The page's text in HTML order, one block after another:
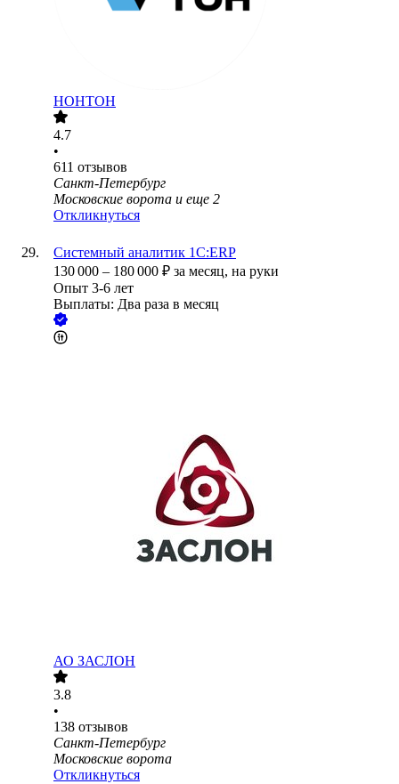
НОНТОН
4.7
•
611 отзывов
Санкт-Петербург
Московские ворота и еще 2
Откликнуться
Системный аналитик 1С:ERP
130 000 – 180 000 ₽ за месяц, на руки
Опыт 3-6 лет
Выплаты: Два раза в месяц
АО ЗАСЛОН
3.8
•
138 отзывов
Санкт-Петербург
Московские ворота
Откликнуться